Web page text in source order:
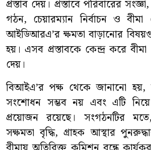
প্রস্তাব দেয়। প্রস্তাবে পরিবারের
গঠন, চেয়ারম্যান নির্বাচন ও বীমা
আইডিআরএ’র ক্ষমতা বাড়ানোর
হয়। এসব প্রস্তাবকে কেন্দ্র করে বীমা
দেয়।
বিআইএ’র পক্ষ থেকে জানানো
সংশোধন সম্ভব নয় এবং এটি
প্রয়োজন রয়েছে। সংগঠনটির
সক্ষমতা বৃদ্ধি, গ্রাহক আস্থার